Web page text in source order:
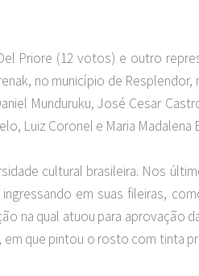
Priore (12 votos) e outro
no município de Resplendor,
Munduruku, José Cesar
Luiz Coronel e Maria Madalena
cultural brasileira. Nos
em suas fileiras,
na qual atuou para aprovação
que pintou o rosto com tinta